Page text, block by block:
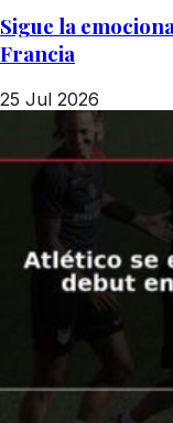
Sigue la
Francia
25 Jul 2026